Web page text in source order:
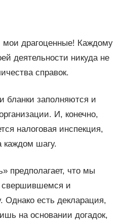
мои драгоценные! Каждому
деятельности никуда не
справок.
бланки заполняются и
И, конечно,
налоговая инспекция,
каждом шагу.
предполагает, что мы
свершившемся и
Однако есть декларация,
на основании догадок,